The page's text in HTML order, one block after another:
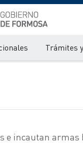
Trámites
e incautan